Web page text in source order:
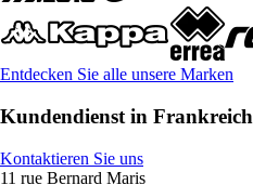
Entdecken Sie alle unsere Marken
Kundendienst in Frankreich
Kontaktieren Sie uns
11 rue Bernard Maris